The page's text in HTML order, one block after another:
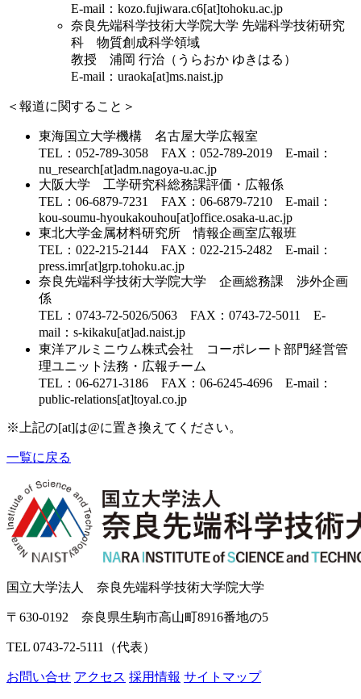
E-mail：kozo.fujiwara.c6[at]tohoku.ac.jp
奈良先端科学技術大学院大学 先端科学技術研究
科 物質創成科学領域
教授 浦岡 行治（うらおか ゆきはる）
E-mail：uraoka[at]ms.naist.jp
＜ 報道に関すること ＞
東海国立大学機構 名古屋大学広報室
TEL：052-789-3058 FAX：052-789-2019 E-mail：
nu_research[at]adm.nagoya-u.ac.jp
大阪大学 工学研究科総務課評価・広報係
TEL：06-6879-7231 FAX：06-6879-7210 E-mail：
kou-soumu-hyoukakouhou[at]office.osaka-u.ac.jp
東北大学金属材料研究所 情報企画室広報班
TEL：022-215-2144 FAX：022-215-2482 E-mail：
press.imr[at]grp.tohoku.ac.jp
奈良先端科学技術大学院大学 企画総務課 渉外企画
係
TEL：0743-72-5026/5063 FAX：0743-72-5011 E-
mail：s-kikaku[at]ad.naist.jp
東洋アルミニウム株式会社 コーポレート部門経営管
理ユニット法務・広報チーム
TEL：06-6271-3186 FAX：06-6245-4696 E-mail：
public-relations[at]toyal.co.jp
※上記の[at]は@に置き換えてください。
一覧に戻る
国立大学法人 奈良先端科学技術大学院大学
〒630-0192 奈良県生駒市高山町8916番地の5
TEL 0743-72-5111（代表）
お問い合せ アクセス 採用情報 サイトマップ